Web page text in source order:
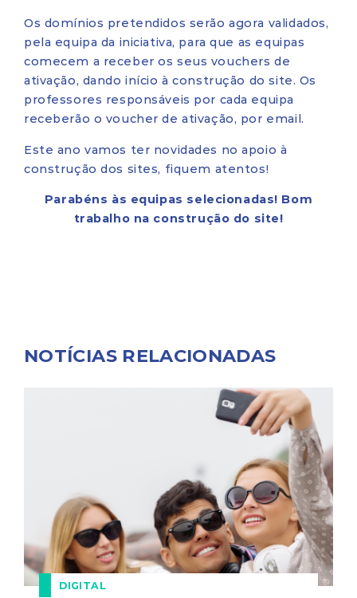
Os domínios pretendidos serão agora validados,
pela equipa da iniciativa, para que as equipas
comecem a receber os seus vouchers de
ativação, dando início à construção do site. Os
professores responsáveis por cada equipa
receberão o voucher de ativação, por email.
Este ano vamos ter novidades no apoio à
construção dos sites, fiquem atentos!
Parabéns às equipas selecionadas! Bom
trabalho na construção do site!
NOTÍCIAS RELACIONADAS
DIGITAL